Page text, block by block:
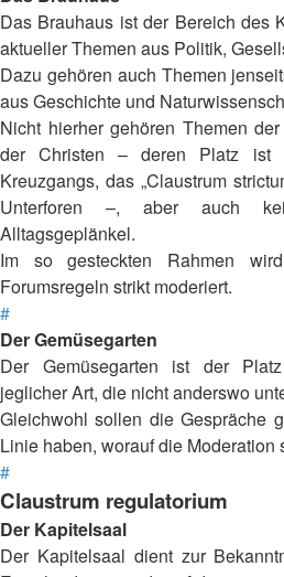
Das Brauhaus ist der Bereich des
aktueller Themen aus Politik,
Dazu gehören auch Themen
aus Geschichte und
Nicht hierher gehören Themen
der Christen – deren Platz ist
Kreuzgangs, das „Claustrum
Unterforen –, aber auch
Alltagsgeplänkel.
Im so gesteckten Rahmen
Forumsregeln strikt moderiert.
#
Der Gemüsegarten
Der Gemüsegarten ist der
jeglicher Art, die nicht anderswo
Gleichwohl sollen die Gespräche
Linie haben, worauf die Moderation
#
Claustrum regulatorium
Der Kapitelsaal
Der Kapitelsaal dient zur